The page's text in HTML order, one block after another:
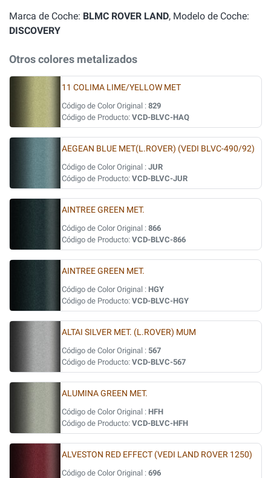
Marca de Coche: BLMC ROVER LAND, Modelo de Coche:
DISCOVERY
Otros colores metalizados
11 COLIMA LIME/YELLOW MET
Código de Color Original : 829
Código de Producto: VCD-BLVC-HAQ
AEGEAN BLUE MET(L.ROVER) (VEDI BLVC-490/92)
Código de Color Original : JUR
Código de Producto: VCD-BLVC-JUR
AINTREE GREEN MET.
Código de Color Original : 866
Código de Producto: VCD-BLVC-866
AINTREE GREEN MET.
Código de Color Original : HGY
Código de Producto: VCD-BLVC-HGY
ALTAI SILVER MET. (L.ROVER) MUM
Código de Color Original : 567
Código de Producto: VCD-BLVC-567
ALUMINA GREEN MET.
Código de Color Original : HFH
Código de Producto: VCD-BLVC-HFH
ALVESTON RED EFFECT (VEDI LAND ROVER 1250)
Código de Color Original : 696